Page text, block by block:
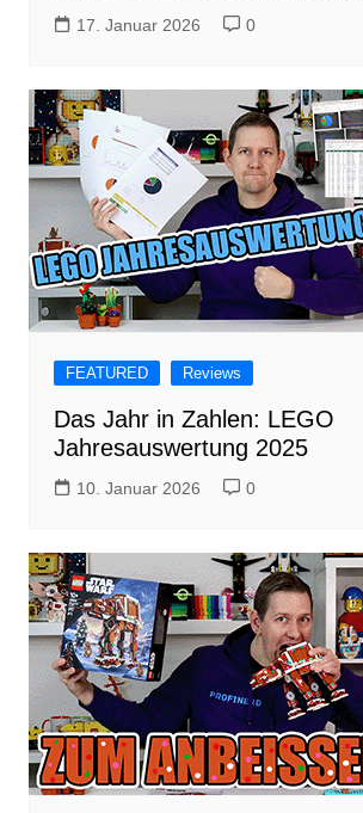
17. Januar 2026 0
FEATURED Reviews
Das Jahr in Zahlen: LEGO
Jahresauswertung 2025
10. Januar 2026 0